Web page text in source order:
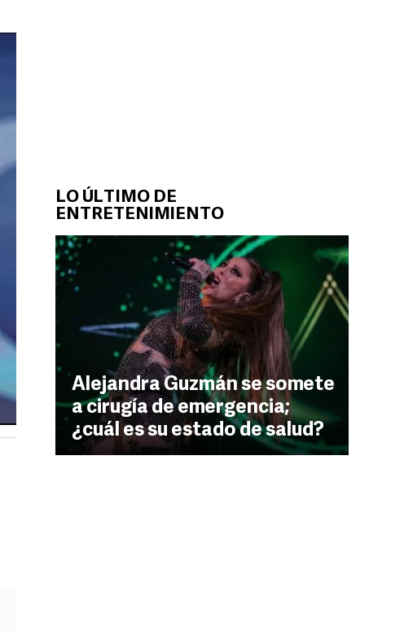
LO ÚLTIMO DE
ENTRETENIMIENTO
Alejandra Guzmán se somete
a cirugía de emergencia;
¿cuál es su estado de salud?